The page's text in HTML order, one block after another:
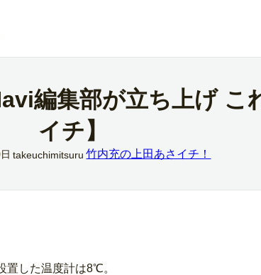
編集部が立ち上げ こ
イチ】
takeuchimitsuru 竹内充の上田あさイチ！
置した温度計は8℃。